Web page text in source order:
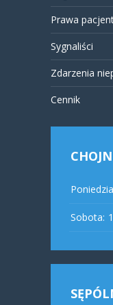
Prawa
Sygnaliści
Zdarzenia
Cennik
Sobota: